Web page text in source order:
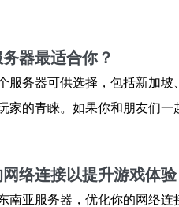
器最适合你？
服务器可供选择，包括新加
家的青睐。如果你和朋友们
络连接以提升游戏体验
南亚服务器，优化你的网络